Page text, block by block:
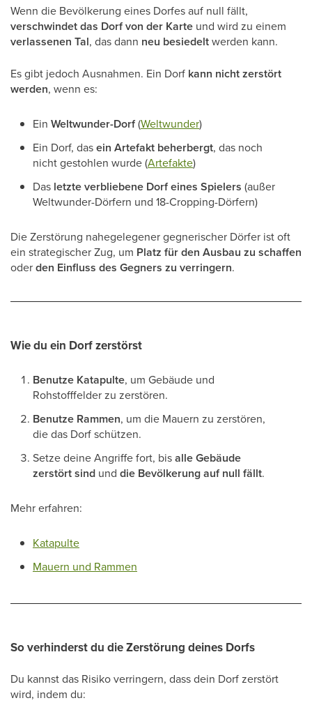
Wenn die Bevölkerung eines Dorfes auf null fällt,
verschwindet das Dorf von der Karte und wird zu einem
verlassenen Tal, das dann neu besiedeltwerden kann.
Es gibt jedoch Ausnahmen. Ein Dorf kann nicht zerstört
werden, wenn es:
Ein Weltwunder-Dorf(Weltwunder)
Ein Dorf, dasein Artefakt beherbergt, das noch
nicht gestohlen wurde (Artefakte)
Das letzte verbliebene Dorf eines Spielers (außer
Weltwunder-Dörfern und 18-Cropping-Dörfern)
Die Zerstörung nahegelegener gegnerischer Dörfer ist oft
ein strategischer Zug, um Platz für den Ausbau zu schaffen
oderden Einfluss des Gegners zu verringern.
Wie du ein Dorf zerstörst
Benutze Katapulte, um Gebäude und
Rohstofffelder zu zerstören.
Benutze Rammen, um die Mauern zu zerstören,
die das Dorf schützen.
Setze deine Angriffe fort, bisalle Gebäude
zerstört sind und die Bevölkerung auf null fällt.
Mehr erfahren:
Katapulte
Mauern und Rammen
So verhinderst du die Zerstörung deines Dorfs
Du kannst das Risiko verringern, dass dein Dorf zerstört
wird, indem du: